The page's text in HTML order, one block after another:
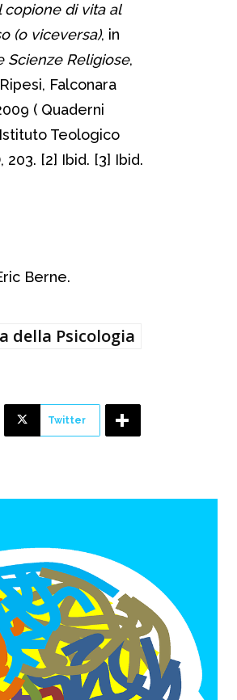
copione di vita al
(o viceversa), in
Scienze Religiose,
Falconara
( Quaderni
Teologico
203. [2] Ibid. [3] Ibid.
Berne.
della Psicologia
Twitter